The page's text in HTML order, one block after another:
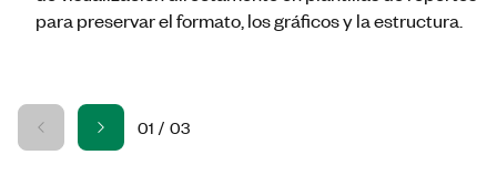
para preservar el formato, los gráficos y la estructura.
01 / 03